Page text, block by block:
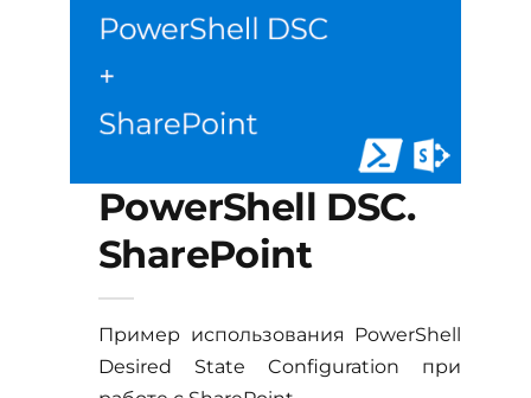
PowerShell DSC.
SharePoint
Пример использования PowerShell
Desired State Configuration при